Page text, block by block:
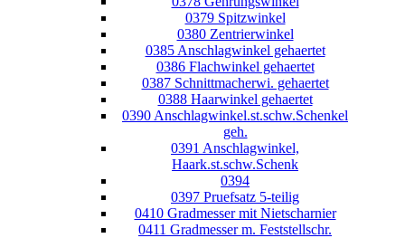
0379 Spitzwinkel
0380 Zentrierwinkel
0385 Anschlagwinkel gehaertet
0386 Flachwinkel gehaertet
0387 Schnittmacherwi. gehaertet
0388 Haarwinkel gehaertet
0390 Anschlagwinkel.st.schw.Schenkel
geh.
0391 Anschlagwinkel,
Haark.st.schw.Schenk
0394
0397 Pruefsatz 5-teilig
0410 Gradmesser mit Nietscharnier
0411 Gradmesser m. Feststellschr.